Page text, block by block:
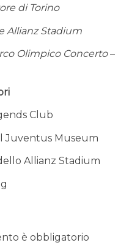
di Torino
Allianz Stadium
Olimpico Concerto–
Club
Juventus Museum
Allianz Stadium
è obbligatorio